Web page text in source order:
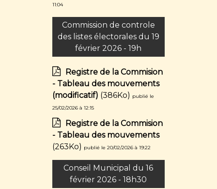
11:04
Commission de controle
des listes électorales du 19
février 2026 - 19h
Registre de la Commision
- Tableau des mouvements
(modificatif) (386Ko) publié le
25/02/2026 à 12:15
Registre de la Commision
- Tableau des mouvements
(263Ko) publié le 20/02/2026 à 19:22
Conseil Municipal du 16
février 2026 - 18h30